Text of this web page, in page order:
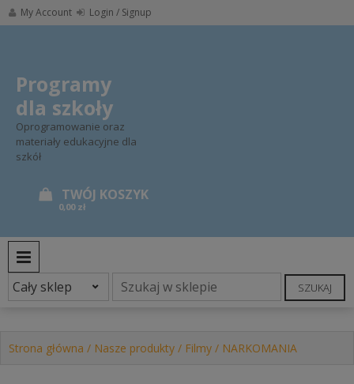
Skip
to
My Account Login / Signup
Programy
dla szkoły
Oprogramowanie oraz
materiały edukacyjne dla
szkół
0,00 zł
SZUKAJ
Strona główna / Nasze produkty / Filmy / NARKOMANIA